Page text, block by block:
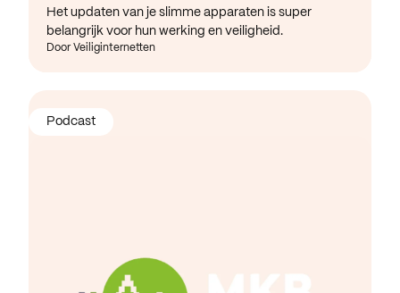
Het updaten van je slimme apparaten is super
belangrijk voor hun werking en veiligheid.
Door Veiliginternetten
Podcast